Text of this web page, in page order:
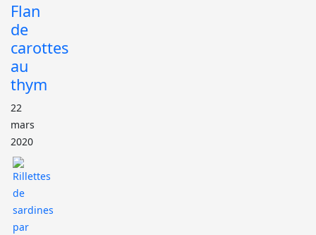
Flan
de
carottes
au
thym
22
mars
2020